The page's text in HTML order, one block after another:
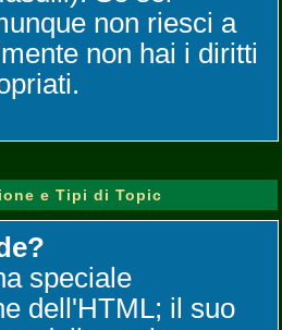
non riesci a
non hai i diritti
e Tipi di Topic
speciale
dell'HTML; il suo